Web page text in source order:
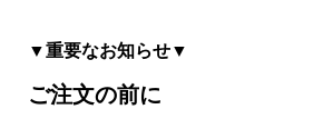
▼重要なお知らせ▼
ご注文の前に